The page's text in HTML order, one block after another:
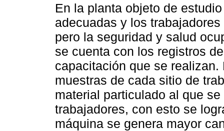
En la planta objeto de
adecuadas y los
pero la seguridad y salud
se cuenta con los registros
capacitación que se
muestras de cada sitio de
material particulado al que
trabajadores, con esto se
máquina se genera mayor